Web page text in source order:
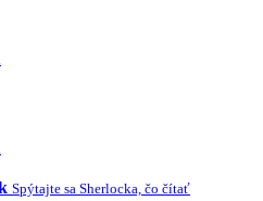
Spýtajte sa Sherlocka, čo čítať